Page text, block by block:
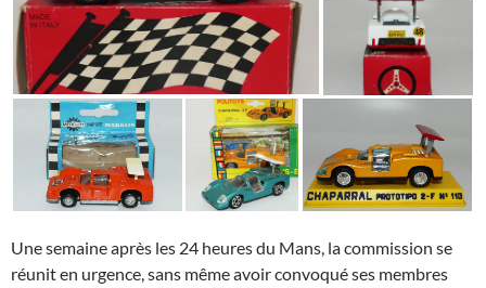
Une semaine après les 24 heures du Mans, la commission se
réunit en urgence, sans même avoir convoqué ses membres